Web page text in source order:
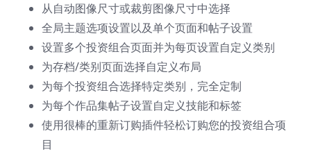
从自动图像尺寸或裁剪图像尺寸中选择
全局主题选项设置以及单个页面和帖子设置
设置多个投资组合页面并为每页设置自定义类别
为存档/类别页面选择自定义布局
为每个投资组合选择特定类别，完全定制
为每个作品集帖子设置自定义技能和标签
使用很棒的重新订购插件轻松订购您的投资组合项
目